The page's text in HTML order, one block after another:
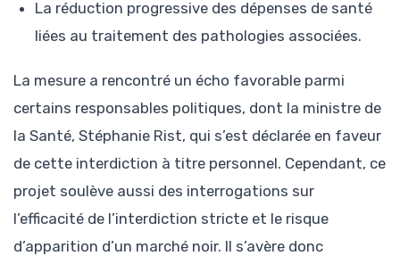
La réduction progressive des dépenses de santé
liées au traitement des pathologies associées.
La mesure a rencontré un écho favorable parmi
certains responsables politiques, dont la ministre de
la Santé, Stéphanie Rist, qui s’est déclarée en faveur
de cette interdiction à titre personnel. Cependant, ce
projet soulève aussi des interrogations sur
l’efficacité de l’interdiction stricte et le risque
d’apparition d’un marché noir. Il s’avère donc